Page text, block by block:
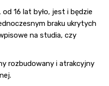
16 lat było, jest i będzie
braku ukrytych
na studia, czy
rozbudowany i atrakcyjny